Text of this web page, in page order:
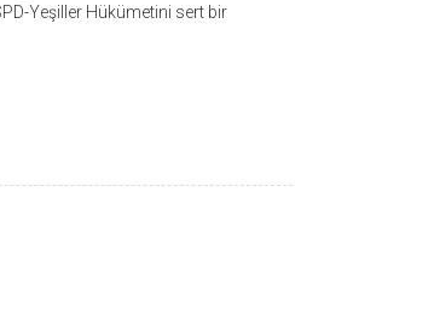
Yeşiller Hükümetini sert bir